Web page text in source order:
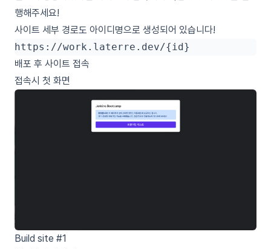
행해주세요!
사이트 세부 경로도 아이디명으로 생성되어 있습니다!
배포 후 사이트 접속
접속시 첫 화면
Build site #1